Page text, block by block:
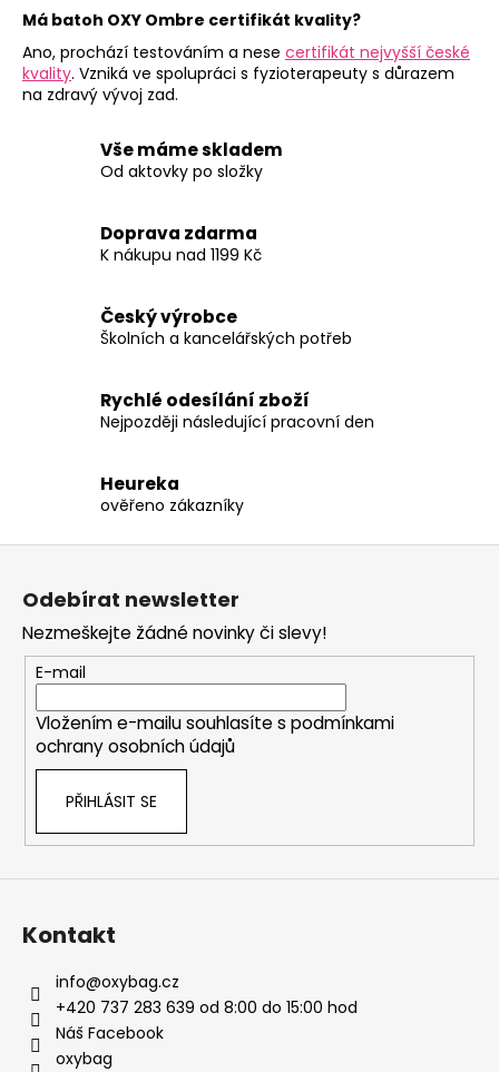
Má batoh OXY Ombre certifikát kvality?
Ano, prochází testováním a nese certifikát nejvyšší české
kvality. Vzniká ve spolupráci s fyzioterapeuty s důrazem
na zdravý vývoj zad.
Vše máme skladem
Od aktovky po složky
Doprava zdarma
K nákupu nad 1199 Kč
Český výrobce
Školních a kancelářských potřeb
Rychlé odesílání zboží
Nejpozději následující pracovní den
Heureka
ověřeno zákazníky
Z
Odebírat newsletter
Nezmeškejte žádné novinky či slevy!
E-mail
Vložením e-mailu souhlasíte s podmínkami
ochrany osobních údajů
PŘIHLÁSIT SE
Kontakt
info@oxybag.cz
+420 737 283 639 od 8:00 do 15:00 hod
Náš Facebook
oxybag